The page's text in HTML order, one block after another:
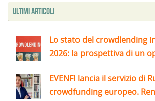
Ultimi articoli
Lo stato del crowdlending
2026: la prospettiva di un
EVENFI lancia il servizio di
crowdfunding europeo.